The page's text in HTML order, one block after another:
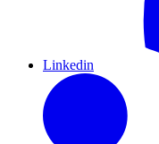
Linkedin